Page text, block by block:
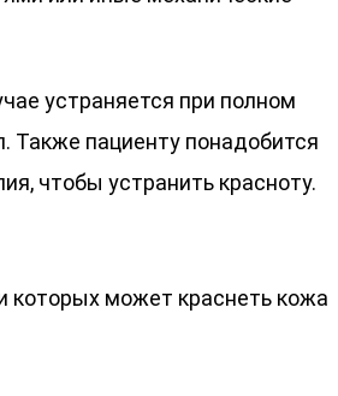
устраняется при полном
Также пациенту понадобится
чтобы устранить красноту.
которых может краснеть кожа